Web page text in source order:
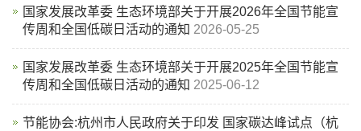
国家发展改革委 生态环境部关于开展2026年全国节能宣
传周和全国低碳日活动的通知 2026-05-25
国家发展改革委 生态环境部关于开展2025年全国节能宣
传周和全国低碳日活动的通知 2025-06-12
节能协会:杭州市人民政府关于印发 国家碳达峰试点（杭